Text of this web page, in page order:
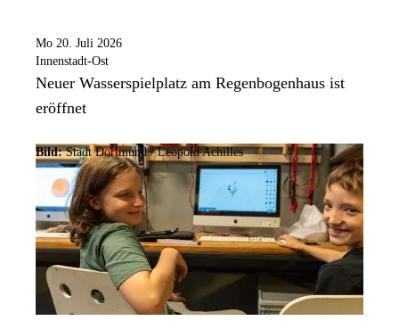
Mo 20. Juli 2026
Innenstadt-Ost
Neuer Wasserspielplatz am Regenbogenhaus ist
eröffnet
Bild:Stadt Dortmund /Leopold Achilles